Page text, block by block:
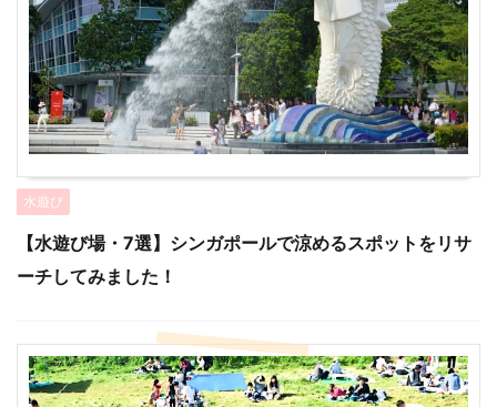
水遊び
【水遊び場・7選】シンガポールで涼めるスポットをリサ
ーチしてみました！